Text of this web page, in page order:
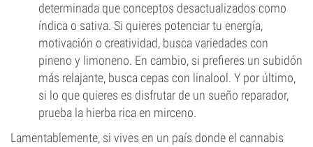
determinada que conceptos desactualizados como
índica o sativa. Si quieres potenciar tu energía,
motivación o creatividad, busca variedades con
pineno y limoneno. En cambio, si prefieres un subidón
más relajante, busca cepas con linalool. Y por último,
si lo que quieres es disfrutar de un sueño reparador,
prueba la hierba rica en mirceno.
Lamentablemente, si vives en un país donde el cannabis